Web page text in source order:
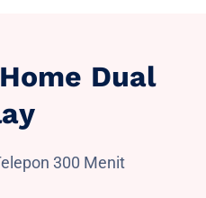
Dual
300 Menit